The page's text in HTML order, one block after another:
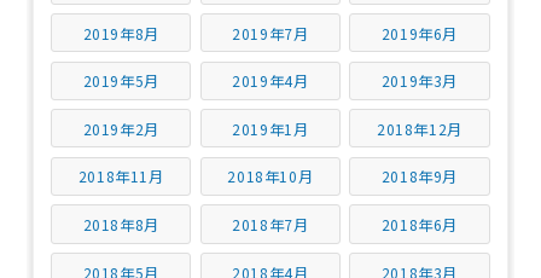
2019年8月 2019年7月 2019年6月
2019年5月 2019年4月 2019年3月
2019年2月 2019年1月 2018年12月
2018年11月 2018年10月 2018年9月
2018年8月 2018年7月 2018年6月
2018年5月 2018年4月 2018年3月